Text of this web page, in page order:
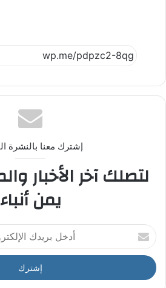
إشترك معنا بالنشرة
لتصلك آخر الأخبار
يمن أنباء
أ
د
خ
ل